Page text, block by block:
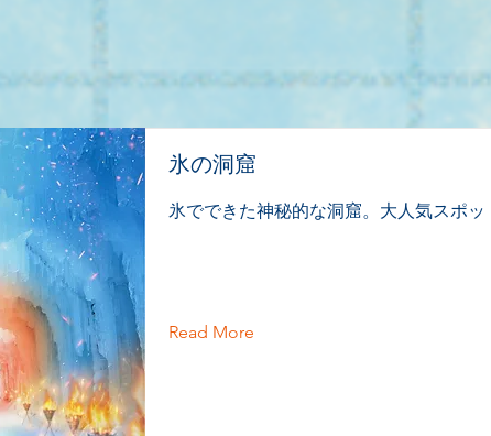
氷の洞窟
氷でできた神秘的な洞窟。大人気スポッ
Read More